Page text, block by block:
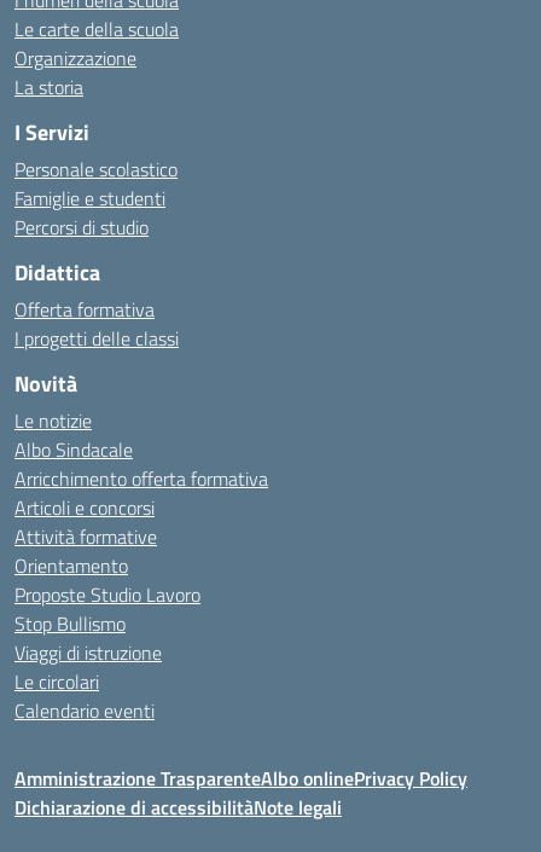
Le carte della scuola
Organizzazione
La storia
I Servizi
Personale scolastico
Famiglie e studenti
Percorsi di studio
Didattica
Offerta formativa
I progetti delle classi
Novità
Le notizie
Albo Sindacale
Arricchimento offerta formativa
Articoli e concorsi
Attività formative
Orientamento
Proposte Studio Lavoro
Stop Bullismo
Viaggi di istruzione
Le circolari
Calendario eventi
Amministrazione TrasparenteAlbo onlinePrivacy Policy
Dichiarazione di accessibilitàNote legali